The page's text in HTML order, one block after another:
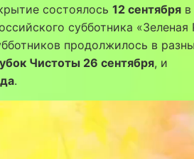
состоялось 12 сентября
субботника «Зеленая
продолжилось в
Чистоты 26 сентября, и
.